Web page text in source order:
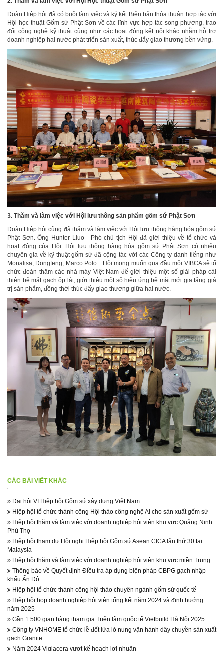
Đoàn Hiệp hội đã có buổi làm việc và ký kết Biên bản thỏa thuận hợp tác với
Hội học thuật Gốm sứ Phật Sơn về các lĩnh vực hợp tác song phương, trao
đổi công nghệ kỹ thuật cũng như các hoạt động kết nối khác nhằm hỗ trợ
doanh nghiệp hai nước phát triển sản xuất, thúc đẩy giao thương bền vững.
3. Thăm và làm việc với Hội lưu thông sản phẩm gốm sứ Phật Sơn
Đoàn Hiệp hội cũng đã thăm và làm việc với Hội lưu thông hàng hóa gốm sứ
Phật Sơn. Ông Hunter Liuo - Phó chủ tịch Hội đã giới thiệu về tổ chức và
hoạt động của Hội. Hội lưu thông hàng hóa gốm sứ Phật Sơn có nhiều
chuyên gia về kỹ thuật gốm sứ đã cộng tác với các Công ty danh tiếng như
Monalisa, Dongfeng, Marco Polo... Hội mong muốn qua đầu mối VIBCA sẽ tổ
chức đoàn thăm các nhà máy Việt Nam để giới thiệu một số giải pháp cải
thiện bề mặt gạch ốp lát, giới thiệu một số hiệu ứng bề mặt mới gia tăng giá
trị sản phẩm, đồng thời thúc đẩy giao thương giữa hai nước.
CÁC BÀI VIẾT KHÁC
Đại hội VI Hiệp hội Gốm sứ xây dựng Việt Nam
Hiệp hội tổ chức thành công Hội thảo công nghệ AI cho sản xuất gốm sứ
Hiệp hội thăm và làm việc với doanh nghiệp hội viên khu vực Quảng Ninh
Phú Thọ
Hiệp hội tham dự Hội nghị Hiệp hội Gốm sứ Asean CICA lần thứ 30 tại
Malaysia
Hiệp hội thăm và làm việc với doanh nghiệp hội viên khu vực miền Trung
Thông báo về Quyết định Điều tra áp dụng biện pháp CBPG gạch nhập
khẩu Ấn Độ
Hiệp hội tổ chức thành công hội thảo chuyên ngành gốm sứ quốc tế
Hiệp hội họp doanh nghiệp hội viên tổng kết năm 2024 và định hướng
năm 2025
Gần 1.500 gian hàng tham gia Triển lãm quốc tế Vietbuild Hà Nội 2025
Công ty VNHOME tổ chức lễ đốt lửa lò nung vận hành dây chuyền sản xuất
gạch Granite
Năm 2024 Viglacera vượt kế hoạch lợi nhuận